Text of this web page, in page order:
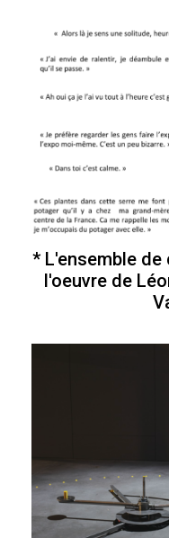
* L'ensemble
l'oeuvre de